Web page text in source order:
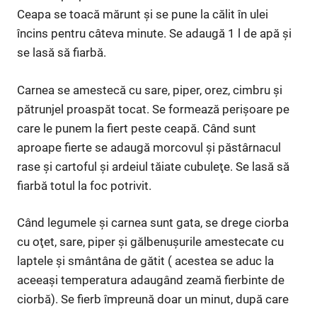
Ceapa se toacă mărunt şi se pune la călit în ulei
încins pentru câteva minute. Se adaugă 1 l de apă şi
se lasă să fiarbă.
Carnea se amestecă cu sare, piper, orez, cimbru şi
pătrunjel proaspăt tocat. Se formează perişoare pe
care le punem la fiert peste ceapă. Când sunt
aproape fierte se adaugă morcovul şi păstârnacul
rase şi cartoful şi ardeiul tăiate cubuleţe. Se lasă să
fiarbă totul la foc potrivit.
Când legumele şi carnea sunt gata, se drege ciorba
cu oţet, sare, piper şi gălbenuşurile amestecate cu
laptele şi smântâna de gătit ( acestea se aduc la
aceeaşi temperatura adaugând zeamă fierbinte de
ciorbă). Se fierb împreună doar un minut, după care